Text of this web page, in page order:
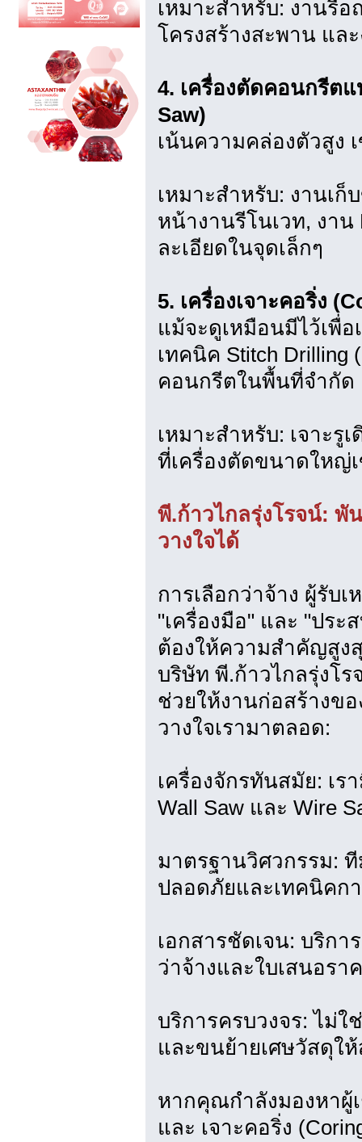
เหมาะสำหรับ: งานรื้
โครงสร้างสะพาน แล
4. เครื่องตัดคอนกรีต
Saw)
เน้นความคล่องตัวสูง
เหมาะสำหรับ: งานเ
หน้างานรีโนเวท, งา
ละเอียดในจุดเล็กๆ
5. เครื่องเจาะคอริ่ง
แม้จะดูเหมือนมีไว้เพื่
เทคนิค Stitch Drilling
คอนกรีตในพื้นที่จำกัด
เหมาะสำหรับ: เจาะ
ที่เครื่องตัดขนาดใหญ่
พี.ก้าวไกลรุ่งโรจน์:
วางใจได้
การเลือกว่าจ้าง ผู้รับ
"เครื่องมือ" และ "ประ
ต้องให้ความสำคัญสูง
บริษัท พี.ก้าวไกลรุ่งโ
ช่วยให้งานก่อสร้างข
วางใจเรามาตลอด:
เครื่องจักรทันสมัย: เร
Wall Saw และ Wire
มาตรฐานวิศวกรรม:
ปลอดภัยและเทคนิคก
เอกสารชัดเจน: บริก
ว่าจ้างและใบเสนอรา
บริการครบวงจร: ไม่
และขนย้ายเศษวัสดุใ
หากคุณกำลังมองหาผู้
และ เจาะคอริ่ง